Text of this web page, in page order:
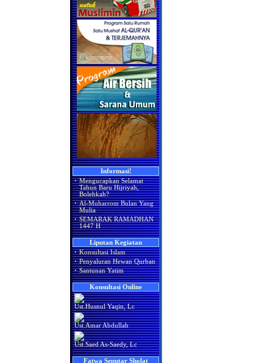
Informasi!
· Mengucapkan Selamat
Tahun Baru Hijriyah,
Bolehkah?
· Al-Muharrom Bulan Yang
Mulia
· SEMARAK RAMADHAN
1447 H
Liputan Kegiatan
· Konsultasi Islam
· Penyaluran Hewan Qurban
· Santunan Yatim
Konsultasi Online
Ust.Husnul Yaqin, Lc
Ust.Amar Abdullah
Ust.Saed As-Saedy, Lc
Fatwa Seputar Sholat